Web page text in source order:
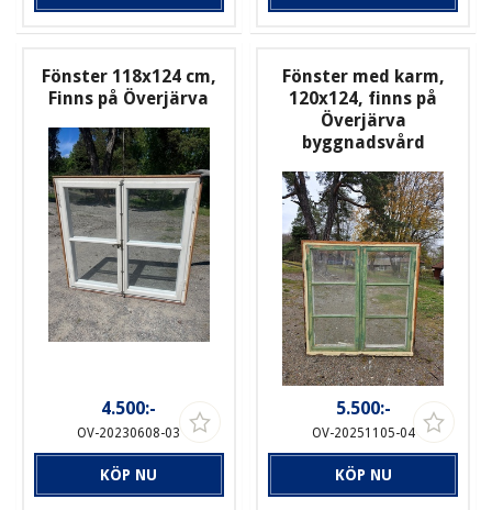
Fönster 118x124 cm,
Finns på Överjärva
4.500:-
OV-20230608-03
KÖP NU
Fönster med karm,
120x124, finns på
Överjärva
byggnadsvård
5.500:-
OV-20251105-04
KÖP NU